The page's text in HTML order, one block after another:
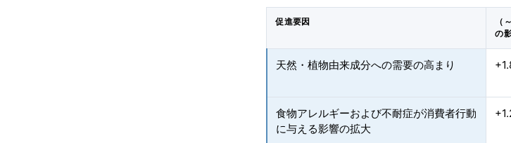
促進要因
（
の
天然・植物由来成分への需要の高まり
食物アレルギーおよび不耐症が消費者行動
に与える影響の拡大